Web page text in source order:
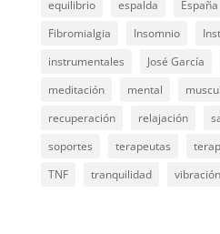
equilibrio
espalda España
Fibromialgia
Insomnio
instrumentales
José García
meditación
mental
recuperación
relajación
soportes
terapeutas
TNF
tranquilidad vibración